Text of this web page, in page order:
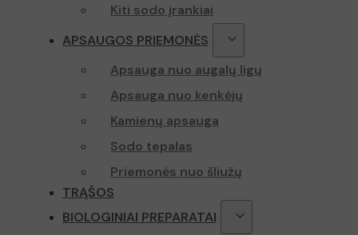
Kiti sodo įrankiai
APSAUGOS PRIEMONĖS
Apsauga nuo augalų ligų
Apsauga nuo kenkėjų
Kamienų apsauga
Sodo tepalas
Priemonės nuo šliužų
TRĄŠOS
BIOLOGINIAI PREPARATAI